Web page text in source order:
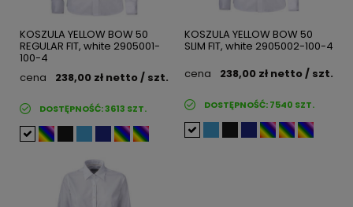
KOSZULA YELLOW BOW 50
REGULAR FIT, white 2905001-
100-4
cena
238,00 zł netto/ szt.
DOSTĘPNOŚĆ:3613 SZT.
KOSZULA YELLOW BOW 50
SLIM FIT, white 2905002-100-4
cena
238,00 zł netto/ szt.
DOSTĘPNOŚĆ:7540 SZT.